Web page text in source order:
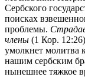
Сербского
поисках
проблемы.
члены (1 Кор.
умолкнет молитва
нашим сербским
нынешнее тяжкое